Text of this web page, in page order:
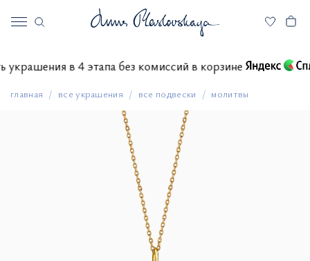
украшения в 4 этапа без комиссий в корзине
главная все украшения все подвески молитвы